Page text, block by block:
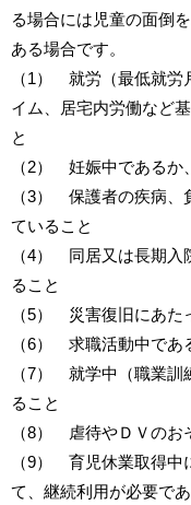
る場合には児童の面倒
ある場合です。
（1） 就労（最低就労
イム、居宅内労働など
と
（2） 妊娠中であるか
（3） 保護者の疾病、
ていること
（4） 同居又は長期入
ること
（5） 災害復旧にあた
（6） 求職活動中であ
（7） 就学中（職業訓
ること
（8） 虐待やＤＶのお
（9） 育児休業取得中
て、継続利用が必要で